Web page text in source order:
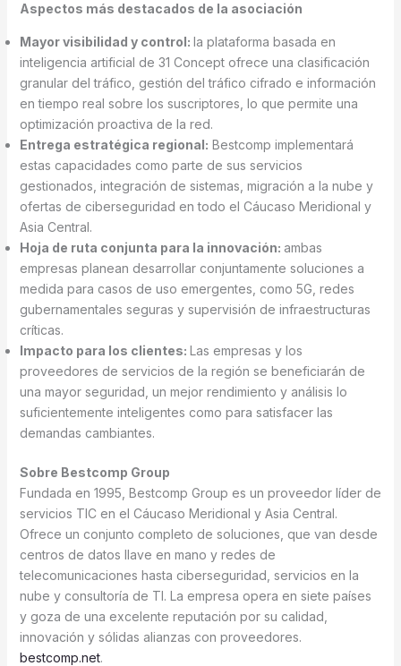
Aspectos más destacados de la asociación
Mayor visibilidad y control: la plataforma basada en
inteligencia artificial de 31 Concept ofrece una clasificación
granular del tráfico, gestión del tráfico cifrado e información
en tiempo real sobre los suscriptores, lo que permite una
optimización proactiva de la red.
Entrega estratégica regional: Bestcomp implementará
estas capacidades como parte de sus servicios
gestionados, integración de sistemas, migración a la nube y
ofertas de ciberseguridad en todo el Cáucaso Meridional y
Asia Central.
Hoja de ruta conjunta para la innovación: ambas
empresas planean desarrollar conjuntamente soluciones a
medida para casos de uso emergentes, como 5G, redes
gubernamentales seguras y supervisión de infraestructuras
críticas.
Impacto para los clientes: Las empresas y los
proveedores de servicios de la región se beneficiarán de
una mayor seguridad, un mejor rendimiento y análisis lo
suficientemente inteligentes como para satisfacer las
demandas cambiantes.
Sobre Bestcomp Group
Fundada en 1995, Bestcomp Group es un proveedor líder de
servicios TIC en el Cáucaso Meridional y Asia Central.
Ofrece un conjunto completo de soluciones, que van desde
centros de datos llave en mano y redes de
telecomunicaciones hasta ciberseguridad, servicios en la
nube y consultoría de TI. La empresa opera en siete países
y goza de una excelente reputación por su calidad,
innovación y sólidas alianzas con proveedores.
bestcomp.net.